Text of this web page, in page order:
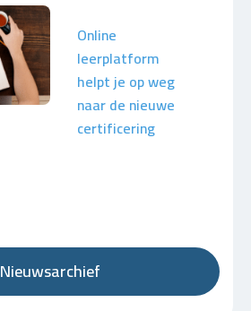
Online
leerplatform
helpt je op weg
naar de nieuwe
certificering
Nieuwsarchief